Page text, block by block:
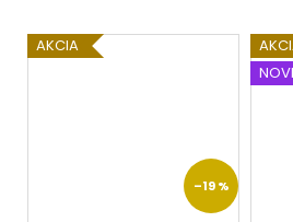
AKCIA
–19 %